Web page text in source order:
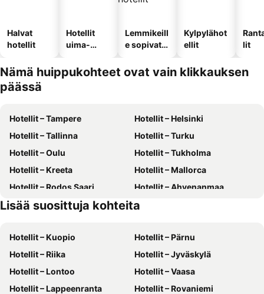
Halvat
hotellit
Hotellit
uima-
Lemmikeill
e sopivat
Kylpylähot
ellit
lit
Nämä huippukohteet ovat vain klikkauksen
päässä
Hotellit – Tampere
Hotellit – Helsinki
Hotellit – Tallinna
Hotellit – Turku
Hotellit – Oulu
Hotellit – Tukholma
Hotellit – Kreeta
Hotellit – Mallorca
Hotellit – Rodos Saari
Hotellit – Ahvenanmaa
Hotellit – Kreikka
Hotellit – Malta
Lisää suosittuja kohteita
Hotellit – Kuopio
Hotellit – Pärnu
Hotellit – Riika
Hotellit – Jyväskylä
Hotellit – Lontoo
Hotellit – Vaasa
Hotellit – Lappeenranta
Hotellit – Rovaniemi